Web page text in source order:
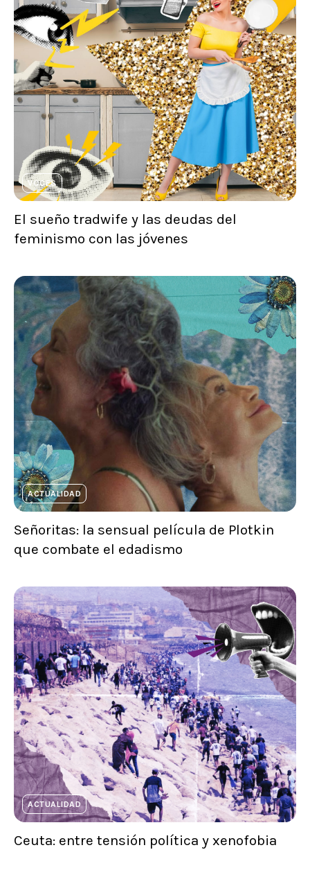
VOCES
El sueño tradwife y las deudas del
feminismo con las jóvenes
ACTUALIDAD
Señoritas: la sensual película de Plotkin
que combate el edadismo
ACTUALIDAD
Ceuta: entre tensión política y xenofobia